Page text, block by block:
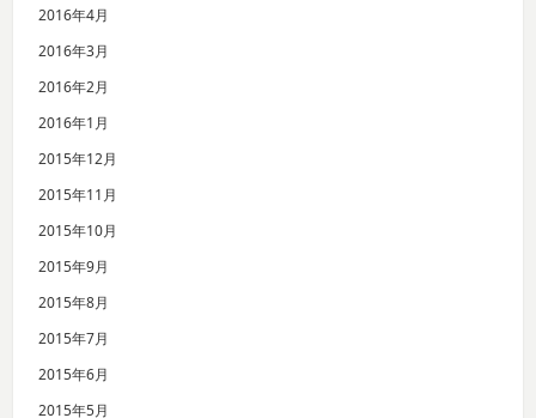
2016年4月
2016年3月
2016年2月
2016年1月
2015年12月
2015年11月
2015年10月
2015年9月
2015年8月
2015年7月
2015年6月
2015年5月